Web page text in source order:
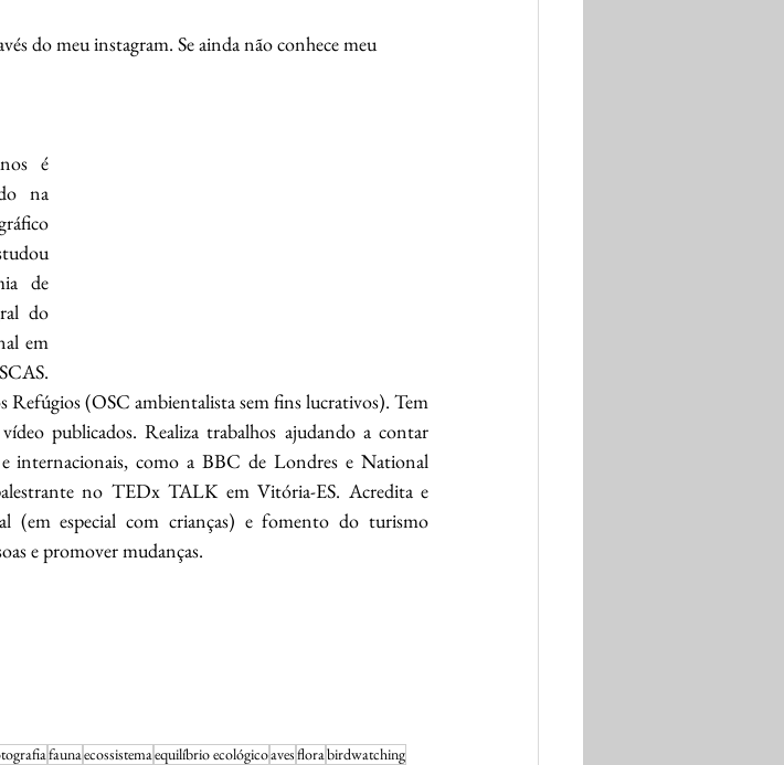
do meu instagram. Se ainda não conhece meu
é
na
de
do
em
(OSC ambientalista sem fins lucrativos). Tem
publicados. Realiza trabalhos ajudando a contar
internacionais, como a BBC de Londres e National
no TEDx TALK em Vitória-ES. Acredita e
(em especial com crianças) e fomento do turismo
e promover mudanças.
faunaecossistemaequilíbrio ecológicoavesflorabirdwatching